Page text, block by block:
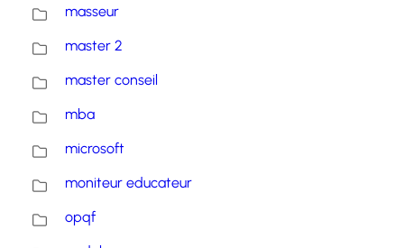
masseur
master 2
master conseil
mba
microsoft
moniteur educateur
opqf